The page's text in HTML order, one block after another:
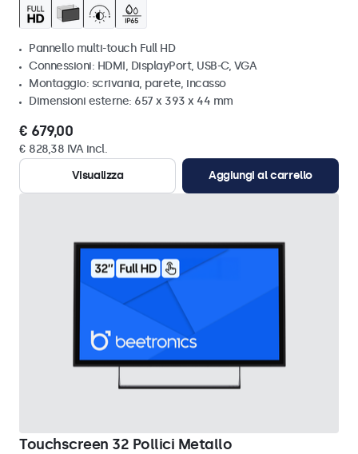
Pannello multi-touch Full HD
Connessioni: HDMI, DisplayPort, USB-C, VGA
Montaggio: scrivania, parete, incasso
Dimensioni esterne: 657 x 393 x 44 mm
€ 679,00
€ 828,38 IVA incl.
Visualizza
Aggiungi al carrello
Touchscreen 32 Pollici Metallo